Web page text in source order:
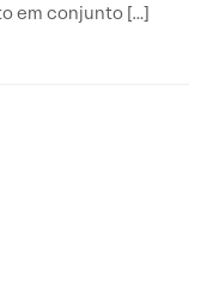
em conjunto […]